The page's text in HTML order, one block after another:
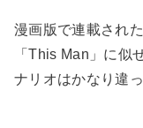
漫画版で連載され
「This Man」に似
ナリオはかなり違